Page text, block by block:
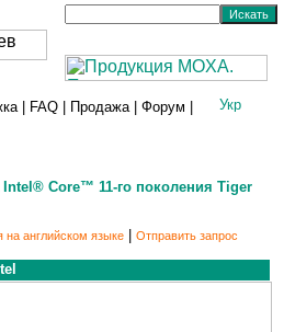
| FAQ Продажа| Форум
Core™ 11-го поколения Tiger
английском языке| Отправить запрос